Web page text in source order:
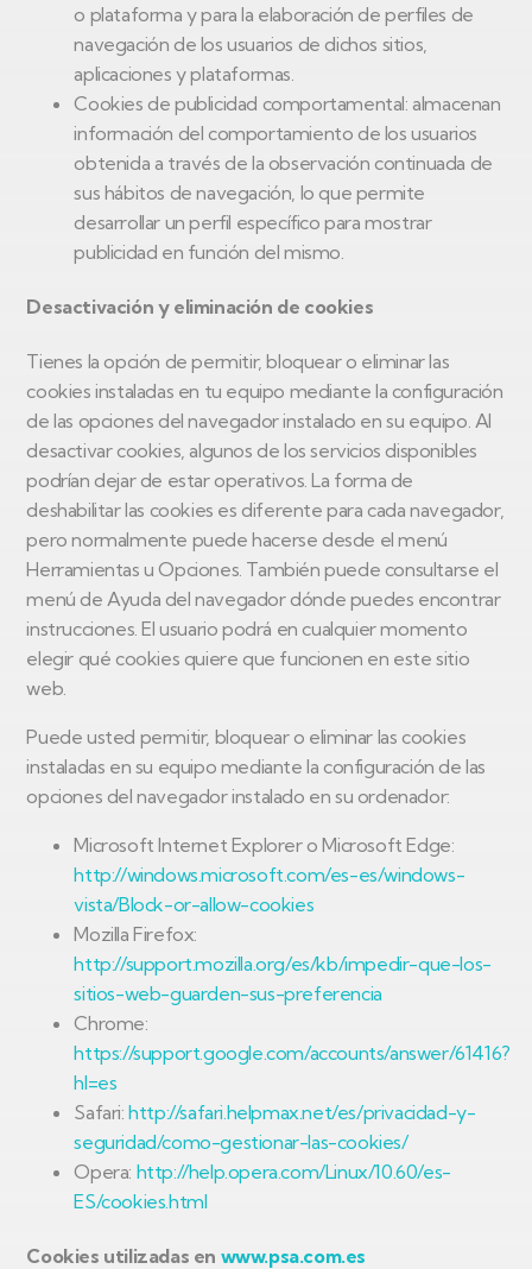
o plataforma y para la elaboración de perfiles de
navegación de los usuarios de dichos sitios,
aplicaciones y plataformas.
Cookies de publicidad comportamental: almacenan
información del comportamiento de los usuarios
obtenida a través de la observación continuada de
sus hábitos de navegación, lo que permite
desarrollar un perfil específico para mostrar
publicidad en función del mismo.
Desactivación y eliminación de cookies
Tienes la opción de permitir, bloquear o eliminar las
cookies instaladas en tu equipo mediante la configuración
de las opciones del navegador instalado en su equipo. Al
desactivar cookies, algunos de los servicios disponibles
podrían dejar de estar operativos. La forma de
deshabilitar las cookies es diferente para cada navegador,
pero normalmente puede hacerse desde el menú
Herramientas u Opciones. También puede consultarse el
menú de Ayuda del navegador dónde puedes encontrar
instrucciones. El usuario podrá en cualquier momento
elegir qué cookies quiere que funcionen en este sitio
web.
Puede usted permitir, bloquear o eliminar las cookies
instaladas en su equipo mediante la configuración de las
opciones del navegador instalado en su ordenador:
Microsoft Internet Explorer o Microsoft Edge:
http://windows.microsoft.com/es-es/windows-
vista/Block-or-allow-cookies
Mozilla Firefox:
http://support.mozilla.org/es/kb/impedir-que-los-
sitios-web-guarden-sus-preferencia
Chrome:
https://support.google.com/accounts/answer/61416?
hl=es
Safari:http://safari.helpmax.net/es/privacidad-y-
seguridad/como-gestionar-las-cookies/
Opera: http://help.opera.com/Linux/10.60/es-
ES/cookies.html
Cookies utilizadas en www.psa.com.es